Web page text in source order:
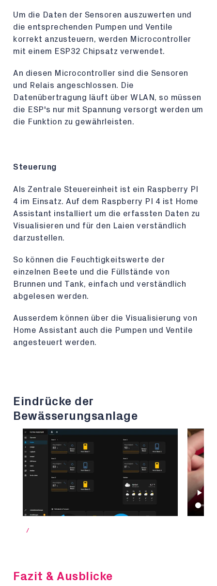
Um die Daten der Sensoren auszuwerten und
die entsprechenden Pumpen und Ventile
korrekt anzusteuern, werden Microcontroller
mit einem ESP32 Chipsatz verwendet.
An diesen Microcontroller sind die Sensoren
und Relais angeschlossen. Die
Datenübertragung läuft über WLAN, so müssen
die ESP's nur mit Spannung versorgt werden um
die Funktion zu gewährleisten.
Steuerung
Als Zentrale Steuereinheit ist ein Raspberry PI
4 im Einsatz. Auf dem Raspberry PI 4 ist Home
Assistant installiert um die erfassten Daten zu
Visualisieren und für den Laien verständlich
darzustellen.
So können die Feuchtigkeitswerte der
einzelnen Beete und die Füllstände von
Brunnen und Tank, einfach und verständlich
abgelesen werden.
Ausserdem können über die Visualisierung von
Home Assistant auch die Pumpen und Ventile
angesteuert werden.
Eindrücke der
Bewässerungsanlage
/
Fazit & Ausblicke